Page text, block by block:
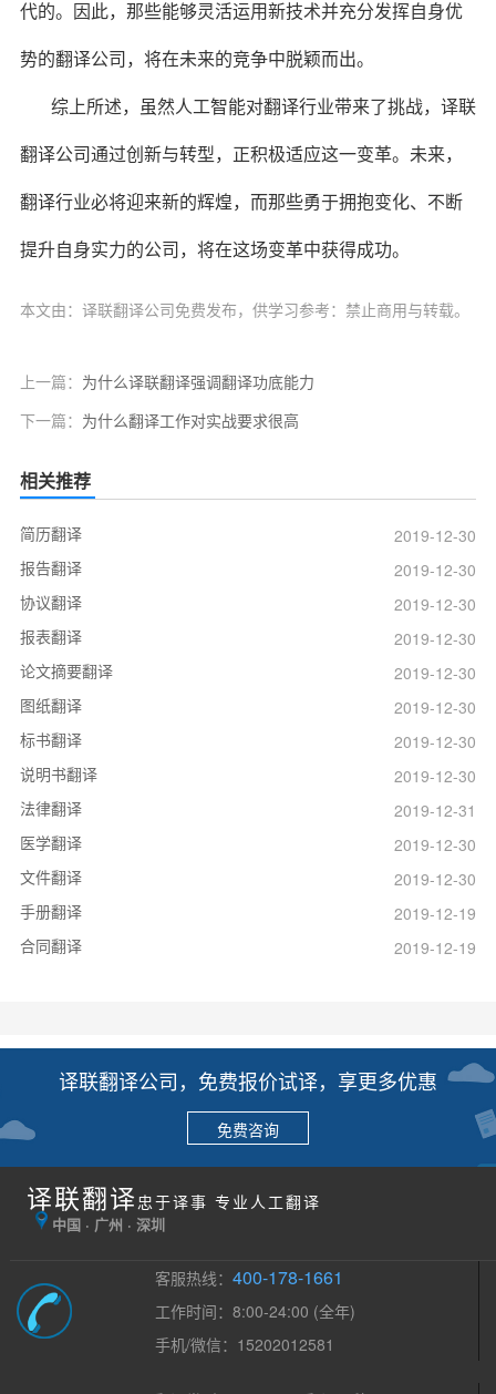
代的。因此，那些能够灵活运用新技术并充分发挥自身优
势的翻译公司，将在未来的竞争中脱颖而出。
综上所述，虽然人工智能对翻译行业带来了挑战，译联
翻译公司通过创新与转型，正积极适应这一变革。未来，
翻译行业必将迎来新的辉煌，而那些勇于拥抱变化、不断
提升自身实力的公司，将在这场变革中获得成功。
本文由：译联翻译公司免费发布，供学习参考：禁止商用与转载。
上一篇： 为什么译联翻译强调翻译功底能力
下一篇： 为什么翻译工作对实战要求很高
相关推荐
简历翻译
2019-12-30
报告翻译
2019-12-30
协议翻译
2019-12-30
报表翻译
2019-12-30
论文摘要翻译
2019-12-30
图纸翻译
2019-12-30
标书翻译
2019-12-30
说明书翻译
2019-12-30
法律翻译
2019-12-31
医学翻译
2019-12-30
文件翻译
2019-12-30
手册翻译
2019-12-19
合同翻译
2019-12-19
译联翻译公司，免费报价试译，享更多优惠
免费咨询
译联翻译 忠于译事 专业人工翻译
中国 · 广州 · 深圳
客服热线：400-178-1661
工作时间：8:00-24:00 (全年)
手机/微信：15202012581